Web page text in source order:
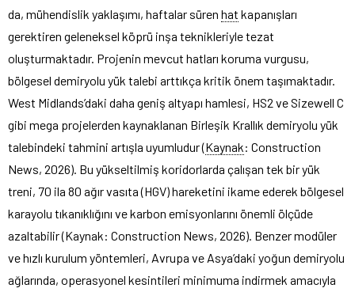
da, mühendislik yaklaşımı, haftalar süren hat kapanışları
gerektiren geleneksel köprü inşa teknikleriyle tezat
oluşturmaktadır. Projenin mevcut hatları koruma vurgusu,
bölgesel demiryolu yük talebi arttıkça kritik önem taşımaktadır.
West Midlands’daki daha geniş altyapı hamlesi, HS2 ve Sizewell C
gibi mega projelerden kaynaklanan Birleşik Krallık demiryolu yük
talebindeki tahmini artışla uyumludur (Kaynak: Construction
News, 2026). Bu yükseltilmiş koridorlarda çalışan tek bir yük
treni, 70 ila 80 ağır vasıta (HGV) hareketini ikame ederek bölgesel
karayolu tıkanıklığını ve karbon emisyonlarını önemli ölçüde
azaltabilir (Kaynak: Construction News, 2026). Benzer modüler
ve hızlı kurulum yöntemleri, Avrupa ve Asya’daki yoğun demiryolu
ağlarında, operasyonel kesintileri minimuma indirmek amacıyla